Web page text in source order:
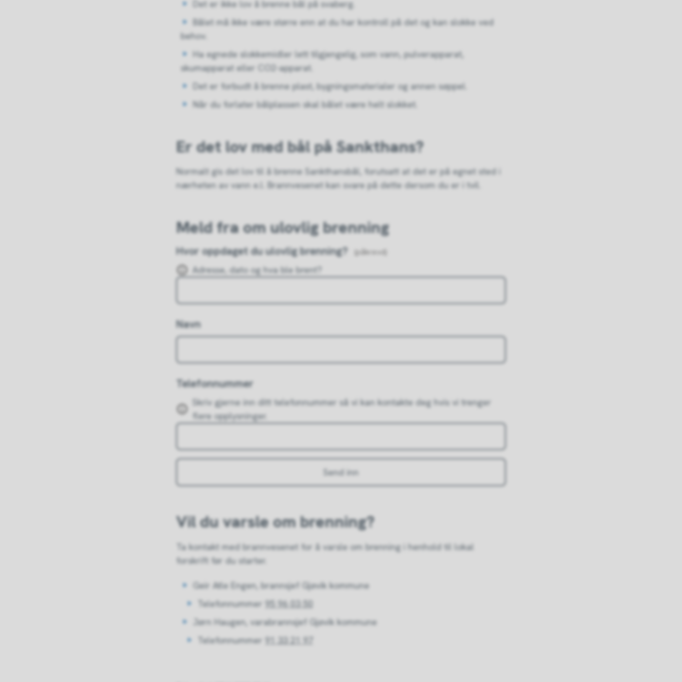
Det er ikke lov å brenne bål på svaberg.
Bålet må ikke være større enn at du har kontroll på det og kan slokke ved
behov.
Ha egnede slokkemidler lett tilgjengelig, som vann, pulverapparat,
skumapparat eller CO2-apparat.
Det er forbudt å brenne plast, bygningsmaterialer og annen søppel.
Når du forlater bålplassen skal bålet være helt slokket.
Er det lov med bål på Sankthans?
Normalt gis det lov til å brenne Sankthansbål, forutsatt at det er på egnet sted i
nærheten av vann e.l. Brannvesenet kan svare på dette dersom du er i tvil.
Meld fra om ulovlig brenning
Hvor oppdaget du ulovlig brenning? (påkrevd)
Adresse, dato og hva ble brent?
Navn
Telefonnummer
Skriv gjerne inn ditt telefonnummer så vi kan kontakte deg hvis vi trenger
flere opplysninger.
Send inn
Vil du varsle om brenning?
Ta kontakt med brannvesenet for å varsle om brenning i henhold til lokal
forskrift før du starter.
Geir Atle Engen, brannsjef Gjøvik kommune
Telefonnummer 95 96 03 50
Jørn Haugen, varabrannsjef Gjøvik kommune
Telefonnummer 91 33 21 97